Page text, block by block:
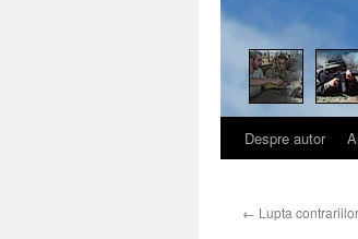
Sari
conținut
Despre autor
← Lupta